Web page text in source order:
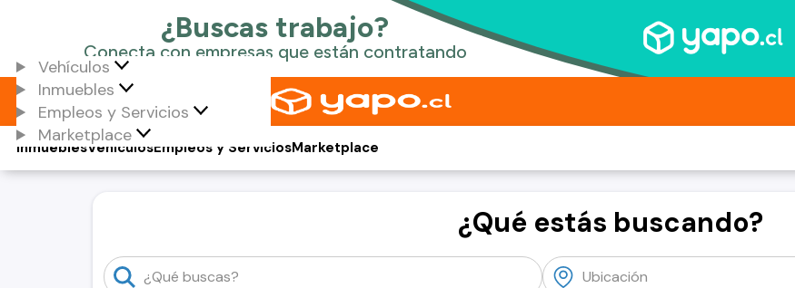
Vehículos
Inmuebles
Empleos y Servicios
Marketplace
Vehículos
Inmuebles Empleos y ServiciosMarketplace
¿Qué estás buscando?